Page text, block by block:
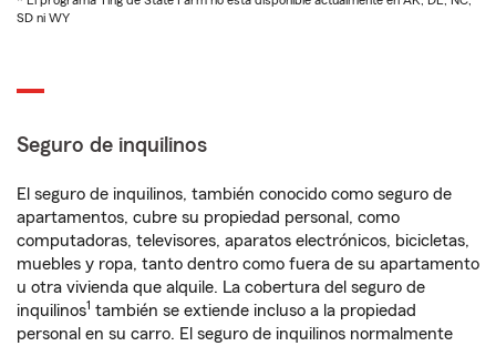
SD ni WY
Seguro de inquilinos
El seguro de inquilinos, también conocido como seguro de
apartamentos, cubre su propiedad personal, como
computadoras, televisores, aparatos electrónicos, bicicletas,
muebles y ropa, tanto dentro como fuera de su apartamento
u otra vivienda que alquile. La cobertura del seguro de
inquilinos1 también se extiende incluso a la propiedad
personal en su carro. El seguro de inquilinos normalmente